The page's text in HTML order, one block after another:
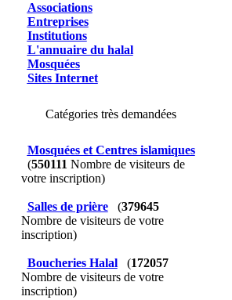
Associations
Entreprises
Institutions
L'annuaire du halal
Mosquées
Sites Internet
Catégories très demandées
Mosquées et Centres islamiques
(550111 Nombre de visiteurs de
votre inscription)
Salles de prière (379645
Nombre de visiteurs de votre
inscription)
Boucheries Halal (172057
Nombre de visiteurs de votre
inscription)